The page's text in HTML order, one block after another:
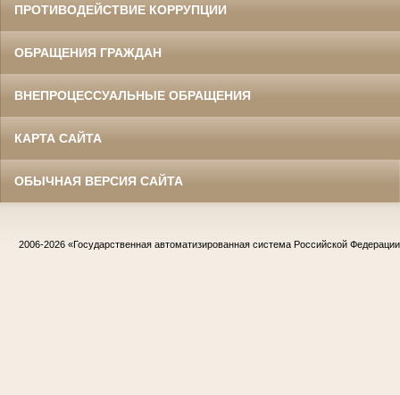
ПРОТИВОДЕЙСТВИЕ КОРРУПЦИИ
ОБРАЩЕНИЯ ГРАЖДАН
ВНЕПРОЦЕССУАЛЬНЫЕ ОБРАЩЕНИЯ
КАРТА САЙТА
ОБЫЧНАЯ ВЕРСИЯ САЙТА
2006-2026 «Государственная автоматизированная система Российской